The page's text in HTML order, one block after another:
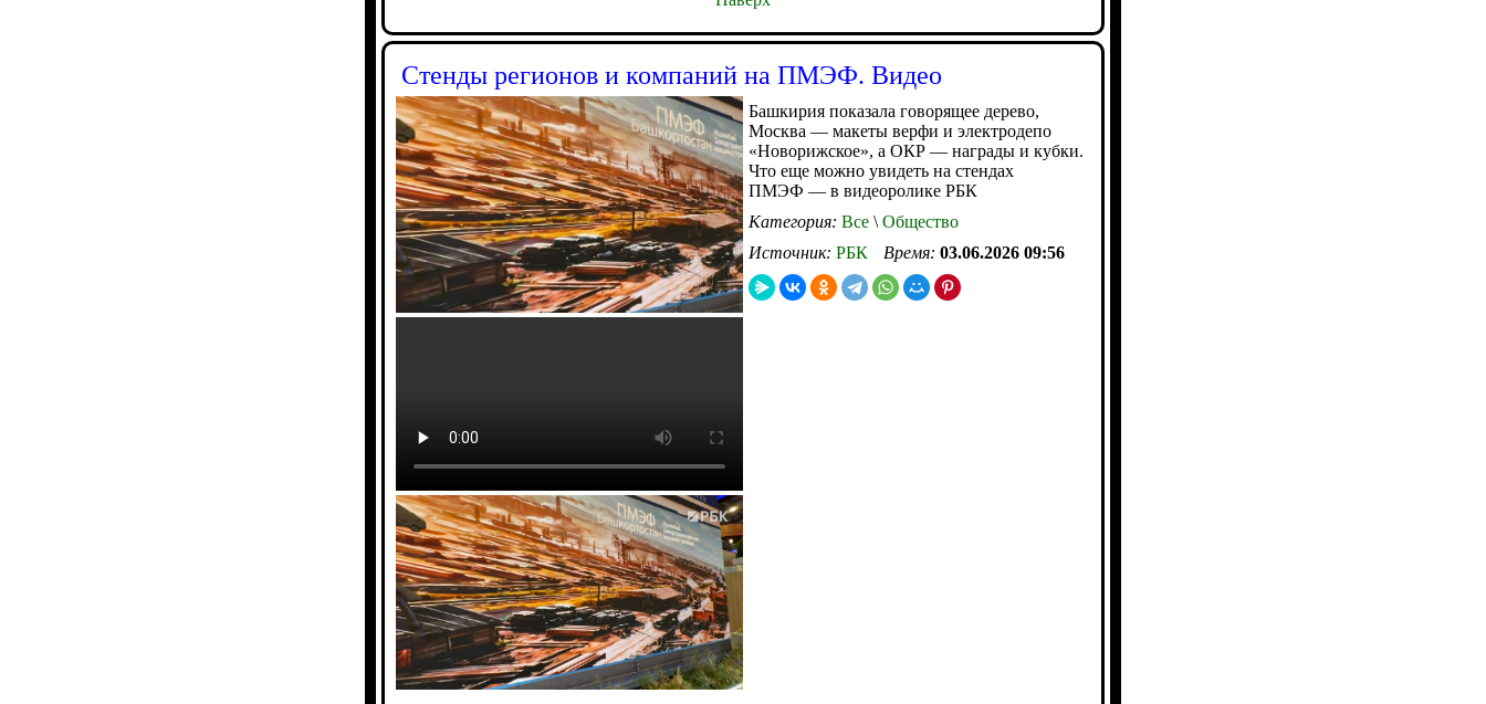
Стенды регионов и компаний на ПМЭФ. Видео
Башкирия показала говорящее дерево,
Москва — макеты верфи и электродепо
«Новорижское», а ОКР — награды и кубки.
Что еще можно увидеть на стендах
ПМЭФ — в видеоролике РБК
Категория: Все \ Общество
Источник: РБК Время: 03.06.2026 09:56